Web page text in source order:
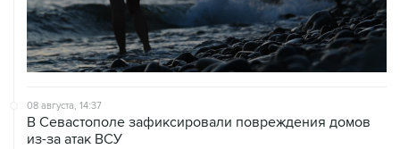
08 августа, 14:37
В Севастополе зафиксировали повреждения домов
из-за атак ВСУ